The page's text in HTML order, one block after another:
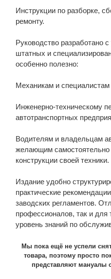
Инструкции по разборке,
ремонту.
Руководство разработано
штатных и
особенно полезно:
Механикам и
Инженерно-техническому
автотранспортных
Водителям и владельцам
желающим самостоятельно
конструкции своей техники.
Издание удобно
практические
заводских регламентов.
профессионалов, так и для
уровень знаний по
Мы пока ещё не успели
товара, поэтому просто
представляют мануалы